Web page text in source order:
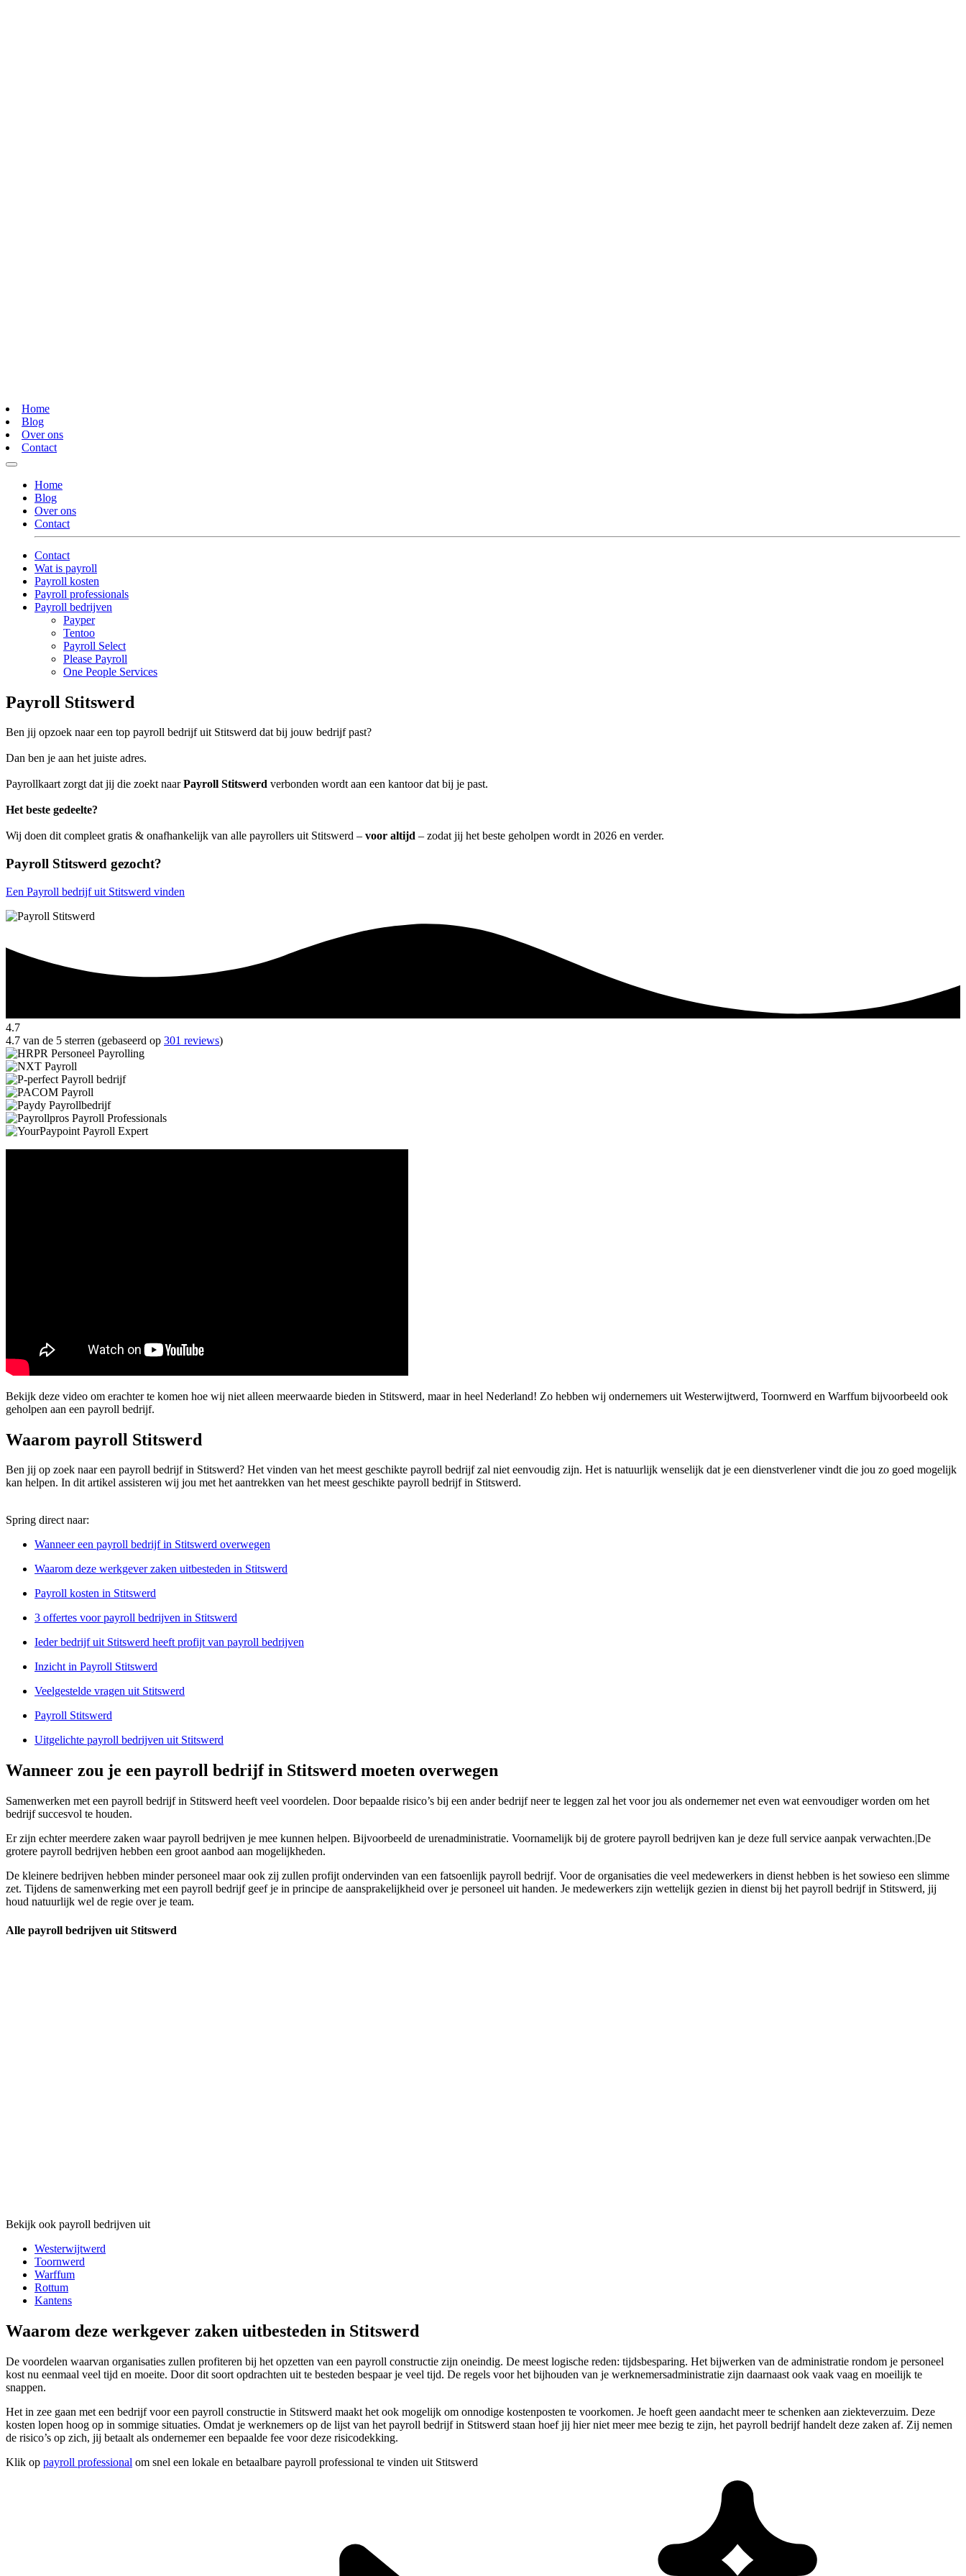
Home
Blog
Over ons
Contact
Home
Blog
Over ons
Contact
Contact
Wat is payroll
Payroll kosten
Payroll professionals
Payroll bedrijven
Payper
Tentoo
Payroll Select
Please Payroll
One People Services
Payroll Stitswerd
Ben jij opzoek naar een top payroll bedrijf uit Stitswerd dat bij jouw bedrijf past?
Dan ben je aan het juiste adres.
Payrollkaart zorgt dat jij die zoekt naarPayroll Stitswerd verbonden wordt aan een kantoor dat bij je past.
Het beste gedeelte?
Wij doen dit compleet gratis & onafhankelijk van alle payrollers uit Stitswerd – voor altijd – zodat jij het beste geholpen wordt in 2026 en verder.
Payroll Stitswerd gezocht?
Een Payroll bedrijf uit Stitswerd vinden
4.7
4.7 van de 5 sterren (gebaseerd op 301 reviews)
Bekijk deze video om erachter te komen hoe wij niet alleen meerwaarde bieden in Stitswerd, maar in heel Nederland! Zo hebben wij ondernemers uit Westerwijtwerd, Toornwerd en Warffum bijvoorbeeld ook
geholpen aan een payroll bedrijf.
Waarom payroll Stitswerd
Ben jij op zoek naar een payroll bedrijf in Stitswerd? Het vinden van het meest geschikte payroll bedrijf zal niet eenvoudig zijn. Het is natuurlijk wenselijk dat je een dienstverlener vindt die jou zo goed mogelijk
kan helpen. In dit artikel assisteren wij jou met het aantrekken van het meest geschikte payroll bedrijf in Stitswerd.
Spring direct naar:
Wanneer een payroll bedrijf in Stitswerd overwegen
Waarom deze werkgever zaken uitbesteden in Stitswerd
Payroll kosten in Stitswerd
3 offertes voor payroll bedrijven in Stitswerd
Ieder bedrijf uit Stitswerd heeft profijt van payroll bedrijven
Inzicht in Payroll Stitswerd
Veelgestelde vragen uit Stitswerd
Payroll Stitswerd
Uitgelichte payroll bedrijven uit Stitswerd
Wanneer zou je een payroll bedrijf in Stitswerd moeten overwegen
Samenwerken met een payroll bedrijf in Stitswerd heeft veel voordelen. Door bepaalde risico’s bij een ander bedrijf neer te leggen zal het voor jou als ondernemer net even wat eenvoudiger worden om het
bedrijf succesvol te houden.
Er zijn echter meerdere zaken waar payroll bedrijven je mee kunnen helpen. Bijvoorbeeld de urenadministratie. Voornamelijk bij de grotere payroll bedrijven kan je deze full service aanpak verwachten.|De
grotere payroll bedrijven hebben een groot aanbod aan mogelijkheden.
De kleinere bedrijven hebben minder personeel maar ook zij zullen profijt ondervinden van een fatsoenlijk payroll bedrijf. Voor de organisaties die veel medewerkers in dienst hebben is het sowieso een slimme
zet. Tijdens de samenwerking met een payroll bedrijf geef je in principe de aansprakelijkheid over je personeel uit handen. Je medewerkers zijn wettelijk gezien in dienst bij het payroll bedrijf in Stitswerd, jij
houd natuurlijk wel de regie over je team.
Alle payroll bedrijven uit Stitswerd
Bekijk ook payroll bedrijven uit
Westerwijtwerd
Toornwerd
Warffum
Rottum
Kantens
Waarom deze werkgever zaken uitbesteden in Stitswerd
De voordelen waarvan organisaties zullen profiteren bij het opzetten van een payroll constructie zijn oneindig. De meest logische reden: tijdsbesparing. Het bijwerken van de administratie rondom je personeel
kost nu eenmaal veel tijd en moeite. Door dit soort opdrachten uit te besteden bespaar je veel tijd. De regels voor het bijhouden van je werknemersadministratie zijn daarnaast ook vaak vaag en moeilijk te
snappen.
Het in zee gaan met een bedrijf voor een payroll constructie in Stitswerd maakt het ook mogelijk om onnodige kostenposten te voorkomen. Je hoeft geen aandacht meer te schenken aan ziekteverzuim. Deze
kosten lopen hoog op in sommige situaties. Omdat je werknemers op de lijst van het payroll bedrijf in Stitswerd staan hoef jij hier niet meer mee bezig te zijn, het payroll bedrijf handelt deze zaken af. Zij nemen
de risico’s op zich, jij betaalt als ondernemer een bepaalde fee voor deze risicodekking.
Klik op payroll professional om snel een lokale en betaalbare payroll professional te vinden uit Stitswerd